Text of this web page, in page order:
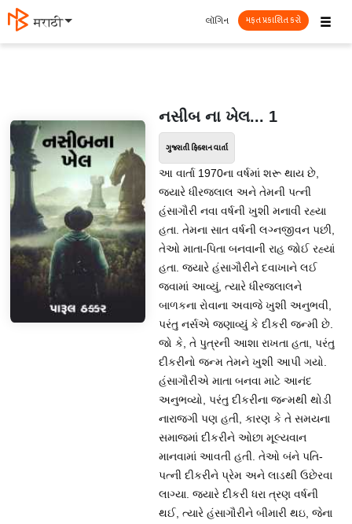
मराठी ☰
લૉગિન મફત પ્રકાશિત કરો
નસીબ ના ખેલ... 1
ગુજરાતી ફિક્શન વાર્તા
આ વાર્તા 1970ના વર્ષમાં શરૂ થાય છે,
જ્યારે ધીરજલાલ અને તેમની પત્ની
હંસાગૌરી નવા વર્ષની ખુશી મનાવી રહ્યા
હતા. તેમના સાત વર્ષની લગ્નજીવન પછી,
તેઓ માતા-પિતા બનવાની રાહ જોઈ રહ્યાં
હતા. જ્યારે હંસાગૌરીને દવાખાને લઈ
જવામાં આવ્યું, ત્યારે ધીરજલાલને
બાળકના રોવાના અવાજે ખુશી અનુભવી,
પરંતુ નર્સએ જણાવ્યું કે દીકરી જન્મી છે.
જો કે, તે પુત્રની આશા રાખતા હતા, પરંતુ
દીકરીનો જન્મ તેમને ખુશી આપી ગયો.
હંસાગૌરીએ માતા બનવા માટે આનંદ
અનુભવ્યો, પરંતુ દીકરીના જન્મથી થોડી
નારાજગી પણ હતી, કારણ કે તે સમયના
સમાજમાં દીકરીને ઓછા મૂલ્યવાન
માનવામાં આવતી હતી. તેઓ બંને પતિ-
પત્ની દીકરીને પ્રેમ અને લાડથી ઉછેરવા
લાગ્યા. જ્યારે દીકરી ધરા ત્રણ વર્ષની
થઈ, ત્યારે હંસાગૌરીને બીમારી થઇ, જેના